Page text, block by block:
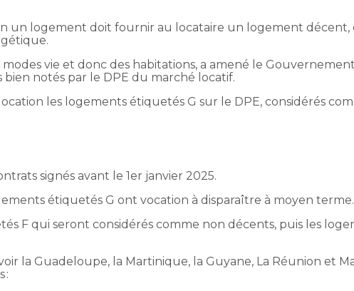
un logement doit fournir au locataire un logement décent,
vie et donc des habitations, a amené le
notés par le DPE du marché locatif.
les logements étiquetés G sur le DPE, considérés
signés avant le 1er janvier 2025.
étiquetés G ont vocation à disparaître à moyen terme.
F qui seront considérés comme non décents, puis les
la Guadeloupe, la Martinique, la Guyane, La Réunion et
: